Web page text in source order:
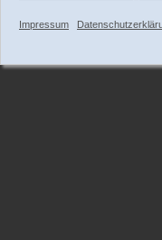
Impressum